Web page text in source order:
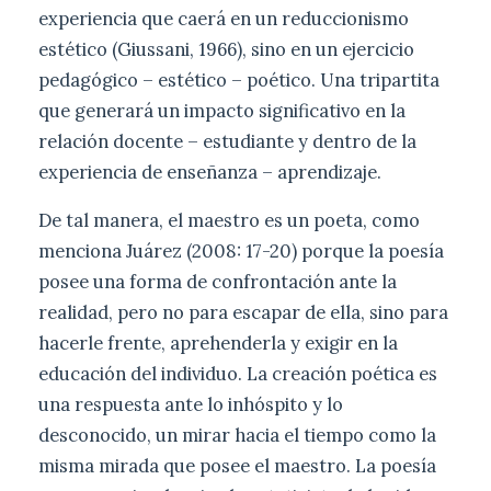
experiencia que caerá en un reduccionismo
estético (Giussani, 1966), sino en un ejercicio
pedagógico – estético – poético. Una tripartita
que generará un impacto significativo en la
relación docente – estudiante y dentro de la
experiencia de enseñanza – aprendizaje.
De tal manera, el maestro es un poeta, como
menciona Juárez (2008: 17-20) porque la poesía
posee una forma de confrontación ante la
realidad, pero no para escapar de ella, sino para
hacerle frente, aprehenderla y exigir en la
educación del individuo. La creación poética es
una respuesta ante lo inhóspito y lo
desconocido, un mirar hacia el tiempo como la
misma mirada que posee el maestro. La poesía